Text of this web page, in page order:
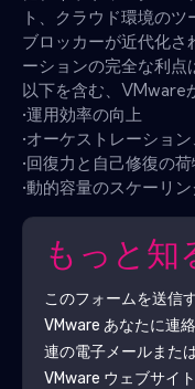
ト、クラウド環境の
ブロッカーが近代化さ
ーションの完全な利点
以下を含む、VMware
•運用効率の向上
•オーケストレーショ
•回復力と自己修復の
•動的容量のスケーリ
もっと知
このフォームを送信
VMware あなたに連
連の電子メールまた
VMware ウェブサイ